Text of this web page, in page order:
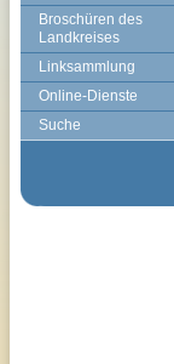
Broschüren des
Landkreises
Linksammlung
Online-Dienste
Suche